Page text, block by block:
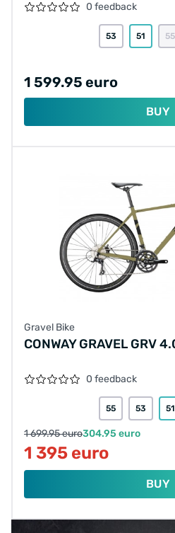
0 feedback
53 51 55
1 599.95 euro
BUY
Gravel Bike
CONWAY GRAVEL GRV
0 feedback
55 53 51
1 699.95 euro304.95 euro
1 395 euro
BUY